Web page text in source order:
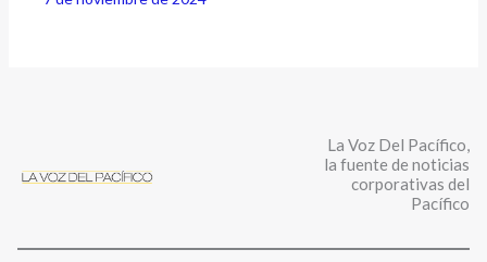
La Voz Del Pacífico,
la fuente de noticias
corporativas del
Pacífico